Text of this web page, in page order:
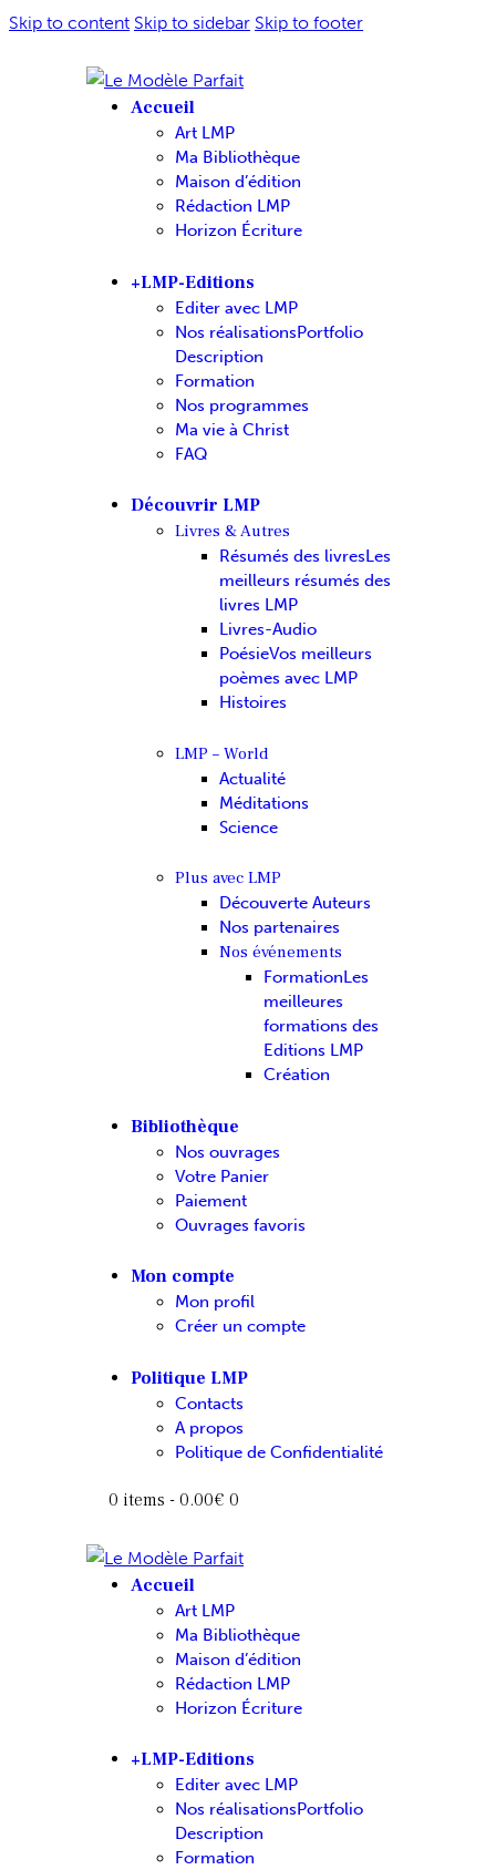
Skip to content Skip to sidebar Skip to footer
Accueil
Art LMP
Ma Bibliothèque
Maison d’édition
Rédaction LMP
Horizon Écriture
+LMP-Editions
Editer avec LMP
Nos réalisationsPortfolio
Description
Formation
Nos programmes
Ma vie à Christ
FAQ
Découvrir LMP
Livres & Autres
Résumés des livresLes
meilleurs résumés des
livres LMP
Livres-Audio
PoésieVos meilleurs
poèmes avec LMP
Histoires
LMP – World
Actualité
Méditations
Science
Plus avec LMP
Découverte Auteurs
Nos partenaires
Nos événements
FormationLes
meilleures
formations des
Editions LMP
Création
Bibliothèque
Nos ouvrages
Votre Panier
Paiement
Ouvrages favoris
Mon compte
Mon profil
Créer un compte
Politique LMP
Contacts
A propos
Politique de Confidentialité
0 items - 0.00€ 0
Accueil
Art LMP
Ma Bibliothèque
Maison d’édition
Rédaction LMP
Horizon Écriture
+LMP-Editions
Editer avec LMP
Nos réalisations Portfolio
Description
Formation